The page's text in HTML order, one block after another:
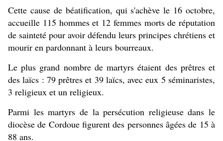
Cette cause de béatification, qui s'achève le 16 octobre,
accueille 115 hommes et 12 femmes morts de réputation
de sainteté pour avoir défendu leurs principes chrétiens et
mourir en pardonnant à leurs bourreaux.
Le plus grand nombre de martyrs étaient des prêtres et
des laïcs : 79 prêtres et 39 laïcs, avec eux 5 séminaristes,
3 religieux et un religieux.
Parmi les martyrs de la persécution religieuse dans le
diocèse de Cordoue figurent des personnes âgées de 15 à
88 ans.